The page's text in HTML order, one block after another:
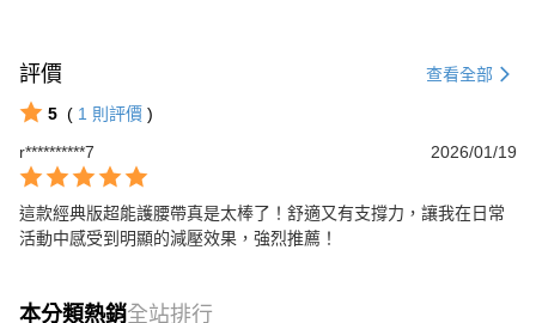
評價 查看全部
5 ( 1 則評價 )
r**********7
2026/01/19
這款經典版超能護腰帶真是太棒了！舒適又有支撐力，讓我在日常
活動中感受到明顯的減壓效果，強烈推薦！
本分類熱銷全站排行